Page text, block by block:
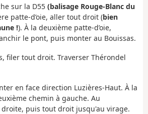
sur la D55 (balisage Rouge-Blanc du
patte-d’oie, aller tout droit (bien
!). À la deuxième patte-d’oie,
le pont, puis monter au Bouissas.
filer tout droit. Traverser Thérondel
en face direction Luzières-Haut. À la
chemin à gauche. Au
puis tout droit jusqu'au virage.